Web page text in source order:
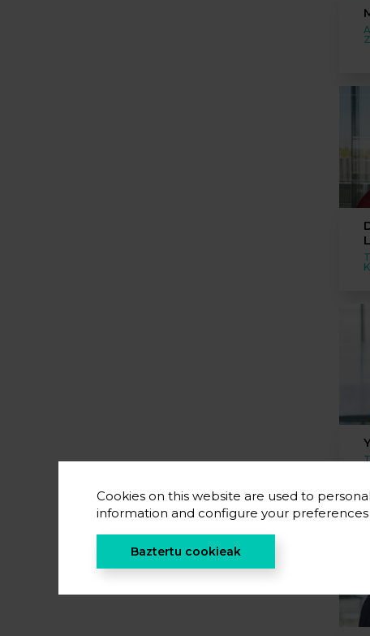
Cookies on this website are used to
information and configure your preferences
Baztertu cookieak